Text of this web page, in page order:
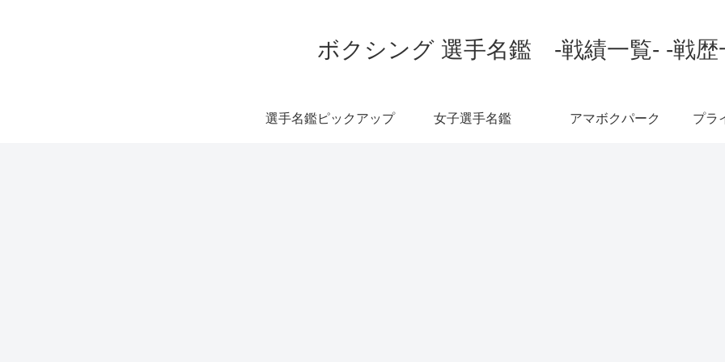
ボクシング 選手名鑑 -戦績一覧- -戦歴
選手名鑑ピックアップ 女子選手名鑑 アマボクパーク プラ